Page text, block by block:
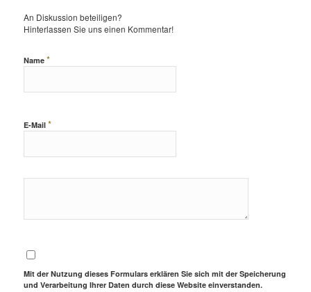
An Diskussion beteiligen?
Hinterlassen Sie uns einen Kommentar!
Name *
E-Mail *
Mit der Nutzung dieses Formulars erklären Sie sich mit der Speicherung
und Verarbeitung Ihrer Daten durch diese Website einverstanden.